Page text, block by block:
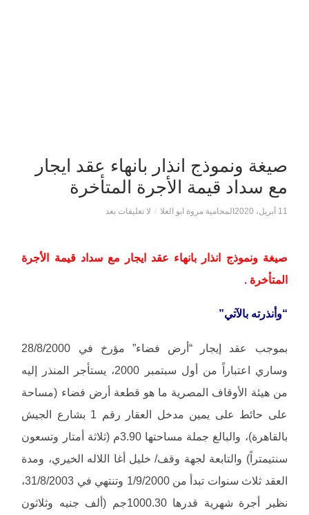
صيغة ونموذج انذار بانهاء عقد ايجار
مع سداد قيمة الأجرة المتأخرة
11 أبريل، 2020 المحامية مروة ابو العلا / لا تعليقات بعد
صيغة ونموذج انذار بانهاء عقد ايجار مع سداد قيمة الأجرة
المتأخرة .
“وأنذرته بالآتي”
بموجب عقد إيجار “أرض فضاء” مؤرخ في 28/8/2000
وساري اعتباراً من أول سبتمبر 2000، يستأجر المنذر إليه
من هيئة الأوقاف المصرية ما هو قطعة أرض فضاء (مساحة
على حائط على يمين مدخل العقار رقم 1 بشارع الجيش
بالقاهرة)، والبالغ جملة مساحتها 3.90م (ثلاثة أمتار وتسعون
سنتيمتراً) والتابعة لجهة وقف/ خليل أغا اللاله الخيري، ومدة
العقد ثلاث سنوات تبدأ من 1/9/2000 وتنتهي في 31/8/2003،
نظير أجرة شهرية قدرها 1000.30جم (ألف جنيه وثلاثون